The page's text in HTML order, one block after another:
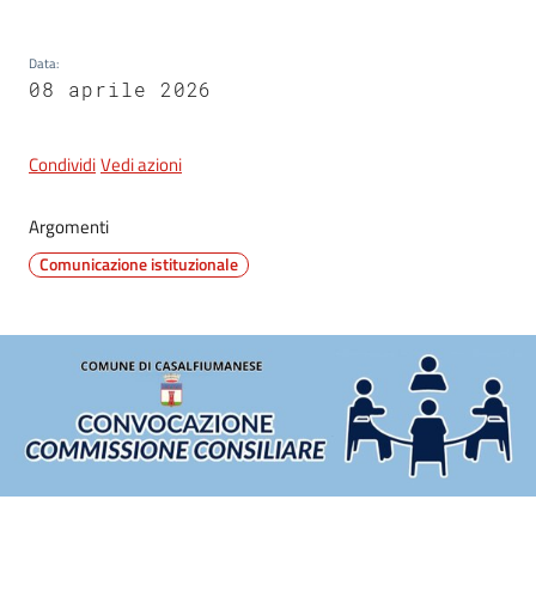
line
gli
Data:
08 aprile 2026
CondividiVedi azioni
Argomenti
Comunicazione istituzionale